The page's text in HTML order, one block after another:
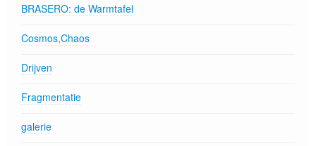
BRASERO: de Warmtafel
Cosmos,Chaos
Drijven
Fragmentatie
galerie